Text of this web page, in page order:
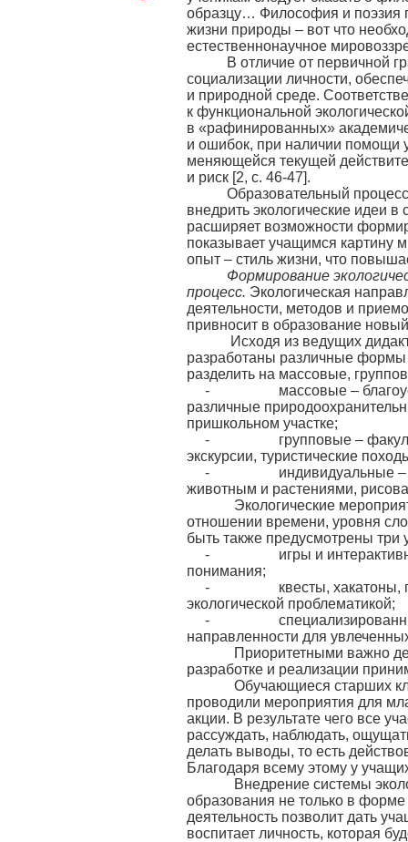
образцу… Философия и поэзия
жизни природы – вот что
естественнонаучное
В отличие от первичной
социализации личности,
и природной среде.
к функциональной
в «рафинированных»
и ошибок, при наличии помощи
меняющейся текущей
и риск [2, с. 46-47].
Образовательный
внедрить экологические идеи
расширяет возможности
показывает учащимся картину
опыт – стиль жизни, что
Формирование
процесс. Экологическая
деятельности, методов и
привносит в образование
Исходя из ведущих
разработаны различные формы
разделить на массовые,
- массовые –
различные
пришкольном участке;
- групповые –
экскурсии, туристические
- индивидуальные –
животным и растениями,
Экологические
отношении времени, уровня
быть также предусмотрены три
- игры и интерактивные
понимания;
- квесты, хакатоны,
экологической проблематикой;
- специализированные
направленности для
Приоритетными важно
разработке и реализации
Обучающиеся старших
проводили мероприятия для
акции. В результате чего все
рассуждать, наблюдать,
делать выводы, то есть
Благодаря всему этому у
Внедрение системы
образования не только в
деятельность позволит дать
воспитает личность, которая